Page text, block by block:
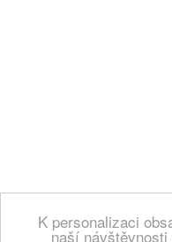
K personalizaci
naší